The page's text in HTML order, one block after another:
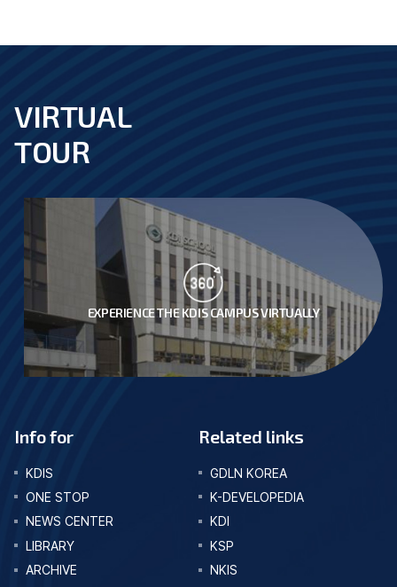
footer
VIRTUAL
TOUR
EXPERIENCE THE KDIS CAMPUS VIRTUALLY
Info for
KDIS
ONE STOP
NEWS CENTER
LIBRARY
ARCHIVE
Related links
GDLN KOREA
K-DEVELOPEDIA
KDI
KSP
NKIS